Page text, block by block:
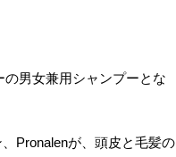
の男女兼用シャンプーとな
Pronalenが、頭皮と毛髪の